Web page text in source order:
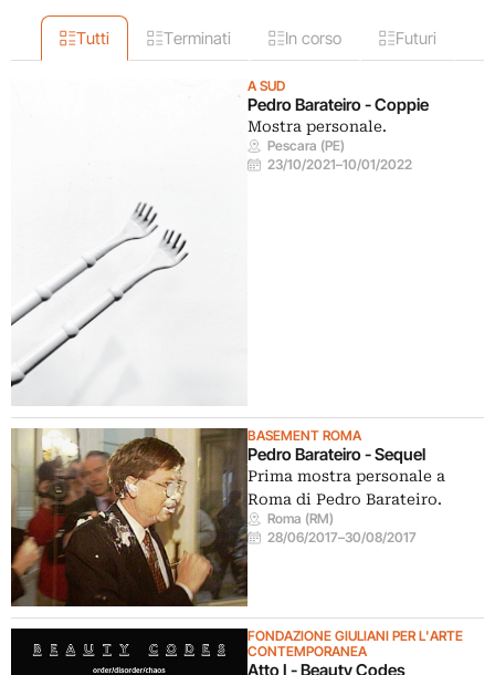
Tutti Terminati In corso Futuri
A SUD
Pedro Barateiro - Coppie
Mostra personale.
Pescara (PE)
23/10/2021–10/01/2022
BASEMENT ROMA
Pedro Barateiro - Sequel
Prima mostra personale a
Roma di Pedro Barateiro.
Roma (RM)
28/06/2017–30/08/2017
FONDAZIONE GIULIANI PER L'ARTE
CONTEMPORANEA
Atto I - Beauty Codes